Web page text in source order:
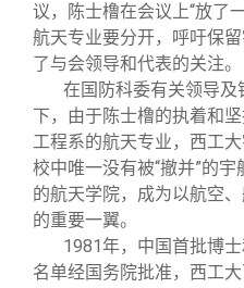
议，陈士橹在会议上“放了
航天专业要分开，呼吁保
了与会领导和代表的关注。
在国防科委有关领导
下，由于陈士橹的执着和
工程系的航天专业，西工
校中唯一没有被“撤并”的
的航天学院，成为以航空
的重要一翼。
1981年，中国首批博
名单经国务院批准，西工